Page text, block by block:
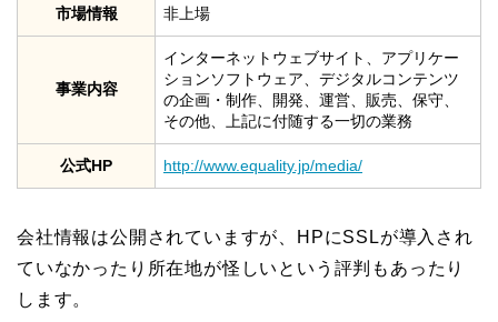
市場情報 非上場
事業内容
インターネットウェブサイト、アプリケー
ションソフトウェア、デジタルコンテンツ
の企画・制作、開発、運営、販売、保守、
その他、上記に付随する一切の業務
公式HP http://www.equality.jp/media/
会社情報は公開されていますが、HPにSSLが導入され
ていなかったり所在地が怪しいという評判もあったり
します。